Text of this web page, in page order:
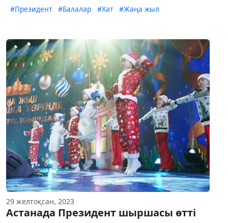
#Президент #Балалар #Хат #Жаңа жыл
29 желтоқсан, 2023
Астанада Президент шыршасы өтті